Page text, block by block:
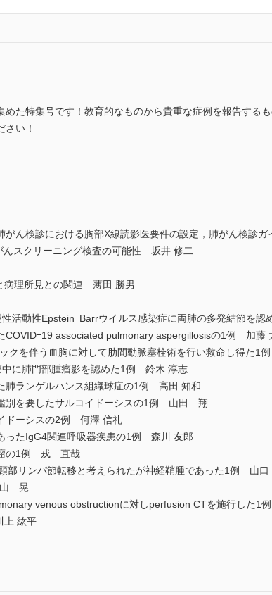
めた特集号です！教育的なものから貴重な症例を報告する
い！
ん検診における胸部X線読影医要件の設定，肺がん検診
んスクリーニング検査の可能性 坂井 修二
病理所見との関連 薄田 勝男
活動性EpsteinｰBarrウイルス感染症に両肺の多発結節を
COVIDｰ19 associated pulmonary aspergillosisの1例 加藤
クを伴う血胸に対して肋間動脈塞栓術を行い救命し得た1
中に肺門部腫瘤影を認めた1例 鈴木 淳志
肺ランゲルハンス組織球症の1例 高田 知和
別を要したサルコイドーシスの1例 山田 翔
ドーシスの2例 何澤 信礼
ったIgG4関連呼吸器疾患の1例 森川 友郎
瘤の1例 戎 直哉
部リンパ節転移と考えられたが神経鞘腫であった1例 山口
山 晃
venous obstructionに対しperfusion CTを施行した
上 紘平